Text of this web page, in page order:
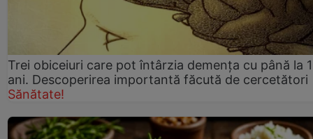
Trei obiceiuri care pot întârzia demența cu până la
ani. Descoperirea importantă făcută de cercetători
Sănătate!